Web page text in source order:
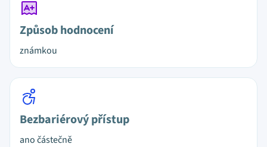
Způsob hodnocení
známkou
Bezbariérový přístup
ano částečně